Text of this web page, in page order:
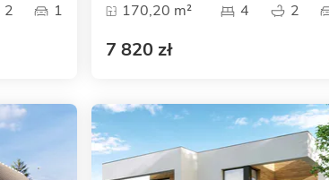
2 1
170,20 m²
4 2
7 820 zł